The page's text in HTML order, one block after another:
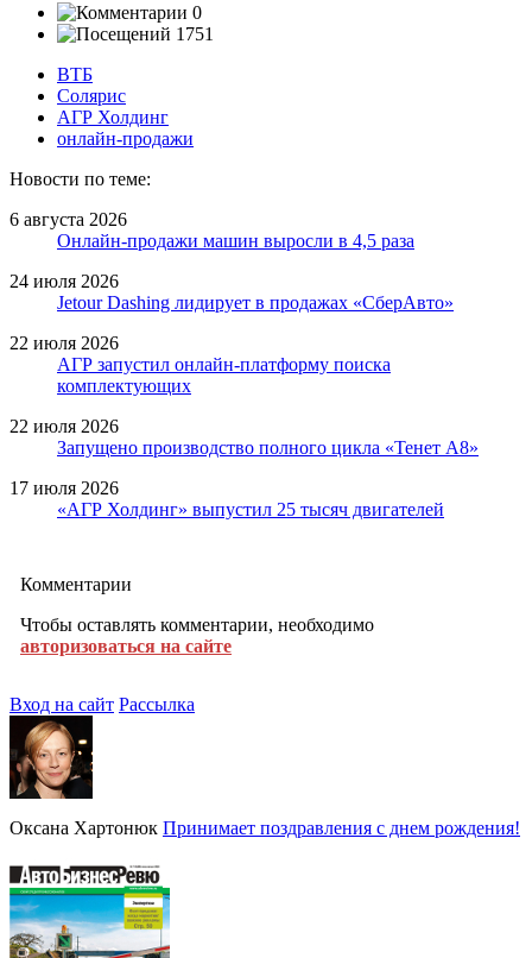
0
1751
ВТБ
Солярис
АГР Холдинг
онлайн-продажи
Новости по теме:
6 августа 2026
Онлайн-продажи машин выросли в 4,5 раза
24 июля 2026
Jetour Dashing лидирует в продажах «СберАвто»
22 июля 2026
АГР запустил онлайн-платформу поиска
комплектующих
22 июля 2026
Запущено производство полного цикла «Тенет A8»
17 июля 2026
«АГР Холдинг» выпустил 25 тысяч двигателей
Комментарии
Чтобы оставлять комментарии, необходимо
авторизоваться на сайте
Вход на сайт Рассылка
Оксана Хартонюк Принимает поздравления с днем рождения!